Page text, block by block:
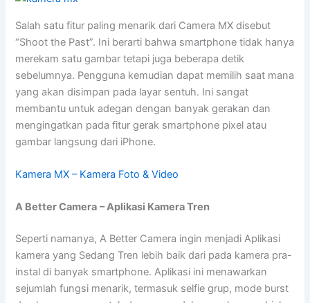
Salah satu fitur paling menarik dari Camera MX disebut
“Shoot the Past”. Ini berarti bahwa smartphone tidak hanya
merekam satu gambar tetapi juga beberapa detik
sebelumnya. Pengguna kemudian dapat memilih saat mana
yang akan disimpan pada layar sentuh. Ini sangat
membantu untuk adegan dengan banyak gerakan dan
mengingatkan pada fitur gerak smartphone pixel atau
gambar langsung dari iPhone.
Kamera MX – Kamera Foto & Video
A Better Camera – Aplikasi Kamera Tren
Seperti namanya, A Better Camera ingin menjadi Aplikasi
kamera yang Sedang Tren lebih baik dari pada kamera pra-
instal di banyak smartphone. Aplikasi ini menawarkan
sejumlah fungsi menarik, termasuk selfie grup, mode burst